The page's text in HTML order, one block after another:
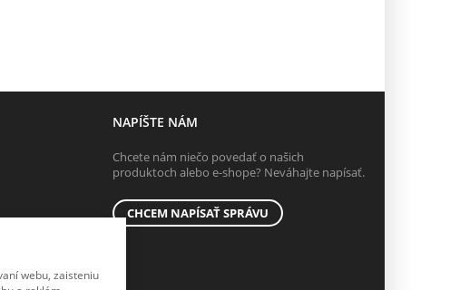
NAPÍŠTE NÁM
Chcete nám niečo povedať o našich
produktoch alebo e-shope? Neváhajte napísať.
CHCEM NAPÍSAŤ SPRÁVU
webu, zaisteniu